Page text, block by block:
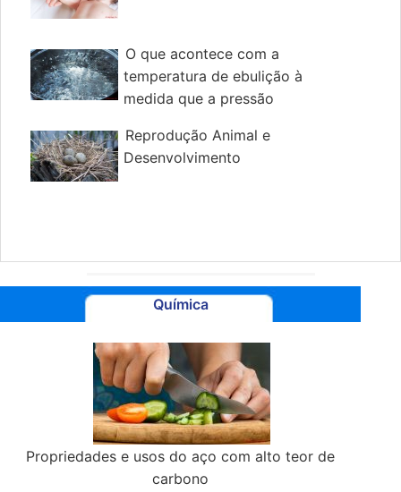
O que acontece com a
temperatura de ebulição à
medida que a pressão
Reprodução Animal e
Desenvolvimento
Química
Propriedades e usos do aço com alto teor de
carbono